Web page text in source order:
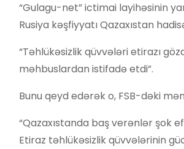
“Gulagu-net” ictimai layihəsinin
Rusiya kəşfiyyatı Qazaxıstan
“Təhlükəsizlik qüvvələri etirazı
məhbuslardan istifadə etdi”.
Bunu qeyd edərək o, FSB-dəki
“Qazaxıstanda baş verənlər şok
Etiraz təhlükəsizlik qüvvələrinin